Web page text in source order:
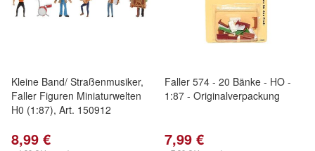
Kleine Band/ Straßenmusiker,
Faller Figuren Miniaturwelten
H0 (1:87), Art. 150912
8,99 €
Faller 574 - 20 Bänke - HO -
1:87 - Originalverpackung
7,99 €